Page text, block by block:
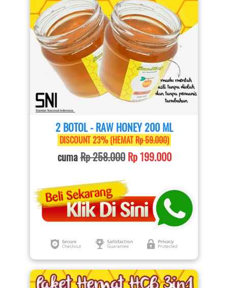
2 BOTOL - RAW HONEY 200 ML
DISCOUNT 23% (HEMAT Rp 59.000)
cuma Rp 258.000 Rp 199.000